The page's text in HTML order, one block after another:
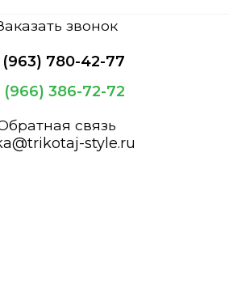
звонок
(963) 780-42-77
(966) 386-72-72
связь
style.ru